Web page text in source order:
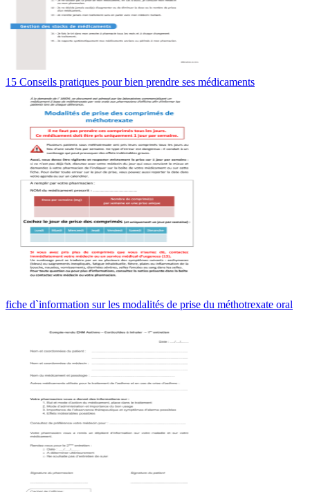
15 Conseils pratiques pour bien prendre ses médicaments
fiche d`information sur les modalités de prise du méthotrexate oral